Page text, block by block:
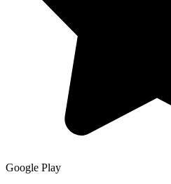
Google Play